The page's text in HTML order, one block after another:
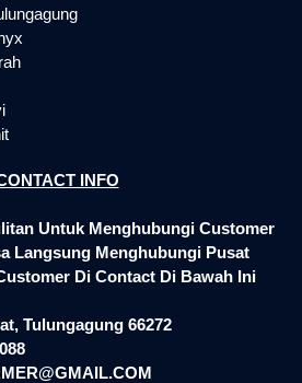
INFO
Untuk Menghubungi Customer
Langsung Menghubungi Pusat
Di Contact Di Bawah Ini
Tulungagung 66272